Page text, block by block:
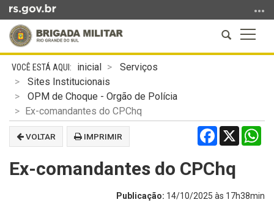
para
conteúdo
para
menu
para
busca
a
Abrir
a
Início
conteúdo
inicial
Serviços
Sites Institucionais
OPM de Choque - Orgão de Polícia
Ex-comandantes do CPChq
VOLTAR IMPRIMIR Facebook
X
Ex-comandantes do CPChq
Publicação: 14/10/2025 às 17h38min